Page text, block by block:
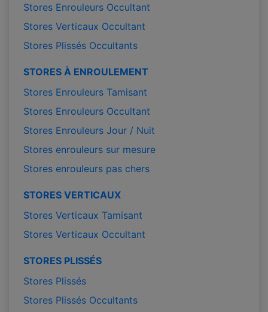
Stores Enrouleurs Occultant
Stores Verticaux Occultant
Stores Plissés Occultants
STORES À ENROULEMENT
Stores Enrouleurs Tamisant
Stores Enrouleurs Occultant
Stores Enrouleurs Jour / Nuit
Stores enrouleurs sur mesure
Stores enrouleurs pas chers
STORES VERTICAUX
Stores Verticaux Tamisant
Stores Verticaux Occultant
STORES PLISSÉS
Stores Plissés
Stores Plissés Occultants